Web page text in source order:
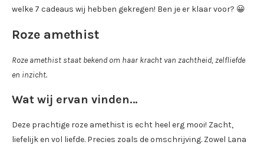
welke 7 cadeaus wij hebben gekregen! Ben je er klaar voor? 😀
Roze amethist
Roze amethist staat bekend om haar kracht van zachtheid, zelfliefde
en inzicht.
Wat wij ervan vinden…
Deze prachtige roze amethist is echt heel erg mooi! Zacht,
liefelijk en vol liefde. Precies zoals de omschrijving. Zowel Lana